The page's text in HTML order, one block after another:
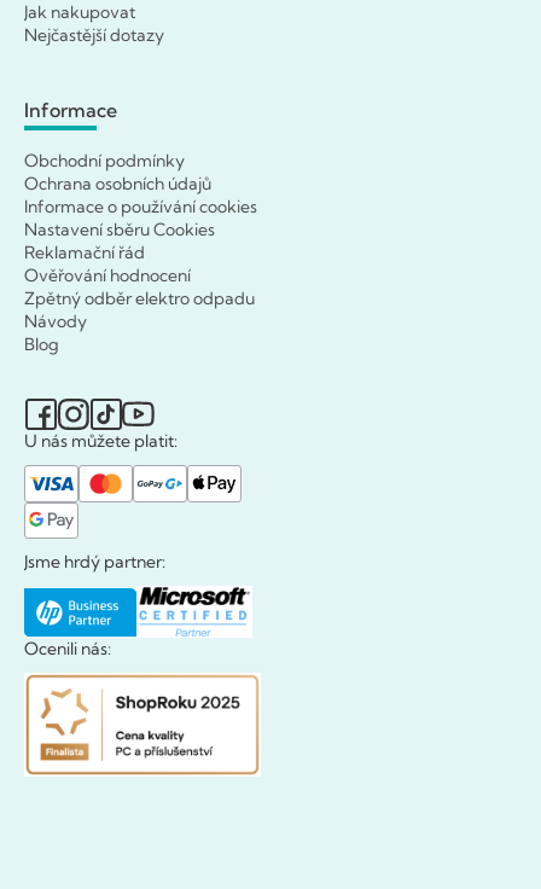
Jak nakupovat
Nejčastější dotazy
Informace
Obchodní podmínky
Ochrana osobních údajů
Informace o používání cookies
Nastavení sběru Cookies
Reklamační řád
Ověřování hodnocení
Zpětný odběr elektro odpadu
Návody
Blog
U nás můžete platit:
Jsme hrdý partner:
Ocenili nás: